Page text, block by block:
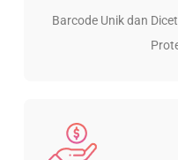
Barcode Unik dan